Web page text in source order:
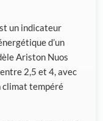
un indicateur
d’un
Ariston Nuos
2,5 et 4, avec
climat tempéré